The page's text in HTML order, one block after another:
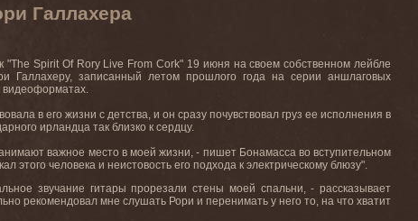
Галлахера
Spirit Of Rory Live From Cork" 19 июня на своем собственном лейбле
Галлахеру, записанный летом прошлого года на серии аншлаговых
видеоформатах.
в его жизни с детства, и он сразу почувствовал груз ее исполнения в
ирландца так близко к сердцу.
важное место в моей жизни, - пишет Бонамасса во вступительном
человека и неистовость его подхода к электрическому блюзу".
звучание гитары прорезали стены моей спальни, - рассказывает
рекомендовал мне слушать Рори и перенимать у него то, на что хватит